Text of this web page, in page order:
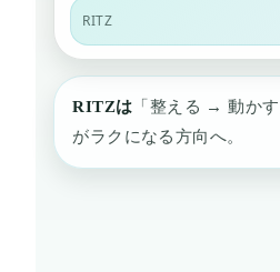
RITZ
RITZは 「整える → 動か
がラクになる方向へ。